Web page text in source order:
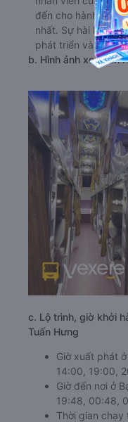
đến cho hành
nhất. Sự hài lòng
phát triển và ngày
b. Hình ảnh xe Tuấn
c. Lộ trình, giờ khởi
Tuấn Hưng
Giờ xuất phát
14:00, 19:00,
Giờ đến nơi ở
19:48, 00:48,
Thời gian chạy